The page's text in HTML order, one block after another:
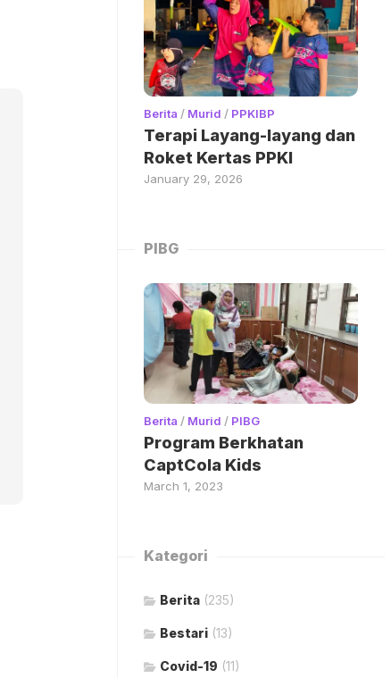
Berita / Murid / PPKIBP
Terapi Layang-layang dan
Roket Kertas PPKI
January 29, 2026
PIBG
Berita / Murid / PIBG
Program Berkhatan
CaptCola Kids
March 1, 2023
Kategori
Berita (235)
Bestari (13)
Covid-19 (11)